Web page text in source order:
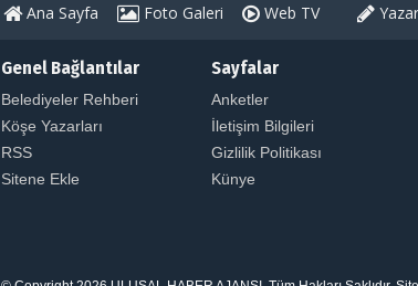
Ana Sayfa Foto Galeri Web TV
Genel Bağlantılar
Belediyeler Rehberi
Köşe Yazarları
RSS
Sitene Ekle
Sayfalar
Anketler
İletişim Bilgileri
Gizlilik Politikası
Künye